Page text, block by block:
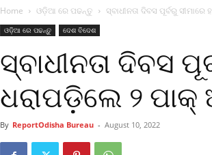
Home ଓଡ଼ିଆ ରେ ପଢନ୍ତୁ ସ୍ବାଧୀନତା ଦିବସ ପୂର୍ବରୁ
ଓଡ଼ିଆ ରେ ପଢନ୍ତୁ ଦେଶ ବିଦେଶ
ସ୍ବାଧୀନତା ଦିବସ
ଧରାପଡ଼ିଲେ ୨
By ReportOdisha Bureau - August 10, 2022